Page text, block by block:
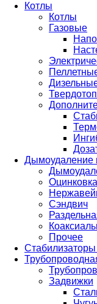
Котлы
Котлы
Газовые
Дымоудаление
Оцинковка
Сэндвич
Прочее
Задвижки